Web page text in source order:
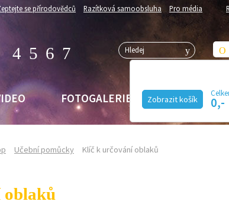
se přírodovědců Razítková samoobsluha Pro média
Zobrazit košík 0,-
FOTOGALERIE KE STAŽENÍ
Učební pomůcky Klíč k určování oblaků